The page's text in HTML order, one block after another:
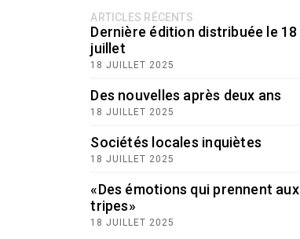
ARTICLES RÉCENTS
Dernière édition distribuée le 18
juillet
18 JUILLET 2025
Des nouvelles après deux ans
18 JUILLET 2025
Sociétés locales inquiètes
18 JUILLET 2025
«Des émotions qui prennent aux
tripes»
18 JUILLET 2025